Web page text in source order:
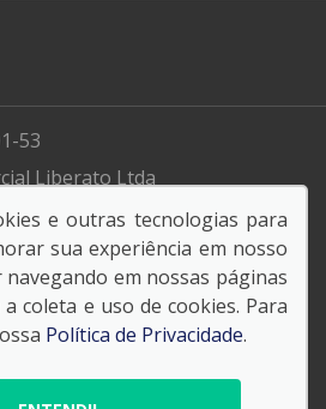
53
Liberato Ltda
de Novembro, 310 - Centro -
e outras tecnologias para
sua experiência em nosso
em nossas páginas
coleta e uso de cookies. Para
Política de Privacidade.